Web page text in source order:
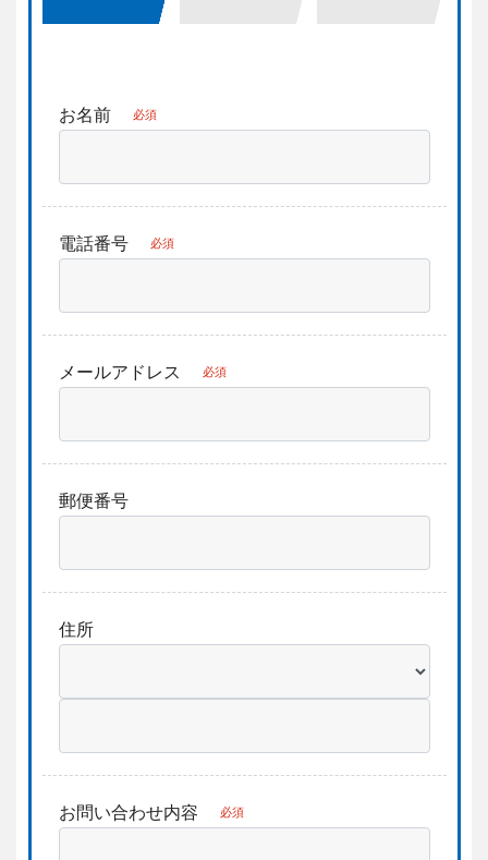
お名前 必須
電話番号 必須
メールアドレス 必須
郵便番号
住所
お問い合わせ内容 必須